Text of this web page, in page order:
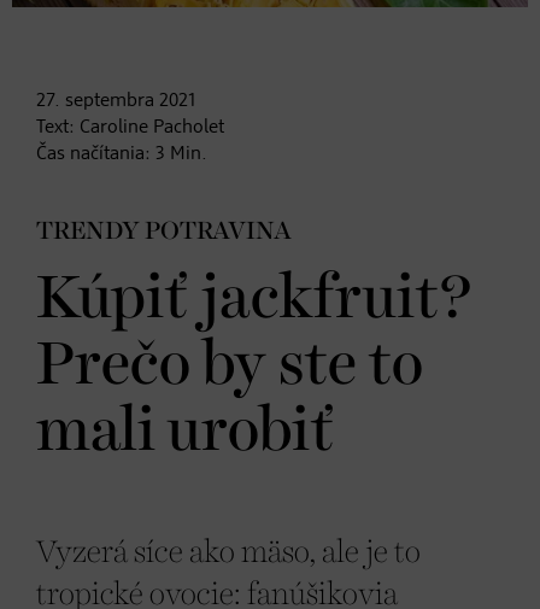
27. septembra 2021
Text: Caroline Pacholet
Čas načítania: 3 Min.
TRENDY POTRAVINA
Kúpiť jackfruit?
Prečo by ste to
mali urobiť
Vyzerá síce ako mäso, ale je to
tropické ovocie: fanúšikovia